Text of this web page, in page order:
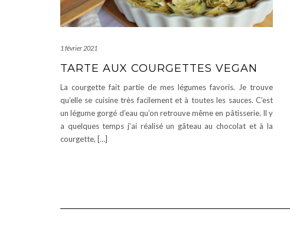
1 février 2021
TARTE AUX COURGETTES VEGAN
La courgette fait partie de mes légumes favoris. Je trouve
qu’elle se cuisine très facilement et à toutes les sauces. C’est
un légume gorgé d’eau qu’on retrouve même en pâtisserie. Il y
a quelques temps j’ai réalisé un gâteau au chocolat et à la
courgette, […]